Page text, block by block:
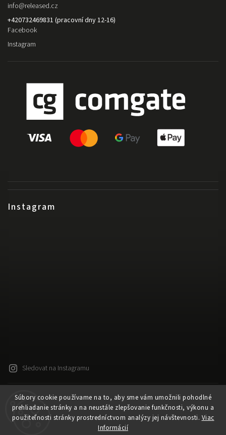
Súbory cookie používame na to, aby sme vám umožnili pohodlné
prehliadanie stránky a na neustále zlepšovanie funkčnosti, výkonu a
použiteľnosti stránky prostredníctvom analýzy jej návštevnosti. Viac
Informácií
Instagram
Sledovat na Instagramu
info@released.cz
+420732469831 (pracovní dny 12-16)
Facebook
Instagram
Copyright 2026Released. Všechna práva vyhrazena.
Upravit nastavení cookies
Shoptet| Design